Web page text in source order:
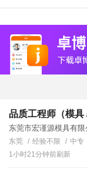
东莞市宏谨源模具有限
东莞 经验不限
中专
1小时21分钟前刷新